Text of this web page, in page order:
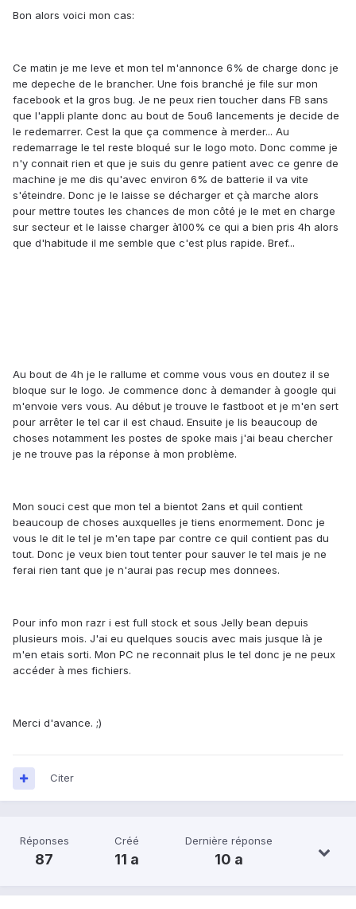
Bon alors voici mon cas:
Ce matin je me leve et mon tel m'annonce 6% de charge donc je
me depeche de le brancher. Une fois branché je file sur mon
facebook et la gros bug. Je ne peux rien toucher dans FB sans
que l'appli plante donc au bout de 5ou6 lancements je decide de
le redemarrer. Cest la que ça commence à merder... Au
redemarrage le tel reste bloqué sur le logo moto. Donc comme je
n'y connait rien et que je suis du genre patient avec ce genre de
machine je me dis qu'avec environ 6% de batterie il va vite
s'éteindre. Donc je le laisse se décharger et çà marche alors
pour mettre toutes les chances de mon côté je le met en charge
sur secteur et le laisse charger à100% ce qui a bien pris 4h alors
que d'habitude il me semble que c'est plus rapide. Bref...
Au bout de 4h je le rallume et comme vous vous en doutez il se
bloque sur le logo. Je commence donc à demander à google qui
m'envoie vers vous. Au début je trouve le fastboot et je m'en sert
pour arrêter le tel car il est chaud. Ensuite je lis beaucoup de
choses notamment les postes de spoke mais j'ai beau chercher
je ne trouve pas la réponse à mon problème.
Mon souci cest que mon tel a bientot 2ans et quil contient
beaucoup de choses auxquelles je tiens enormement. Donc je
vous le dit le tel je m'en tape par contre ce quil contient pas du
tout. Donc je veux bien tout tenter pour sauver le tel mais je ne
ferai rien tant que je n'aurai pas recup mes donnees.
Pour info mon razr i est full stock et sous Jelly bean depuis
plusieurs mois. J'ai eu quelques soucis avec mais jusque là je
m'en etais sorti. Mon PC ne reconnait plus le tel donc je ne peux
accéder à mes fichiers.
Merci d'avance. ;)
Citer
Réponses
87
Créé
11 a
Dernière réponse
10 a